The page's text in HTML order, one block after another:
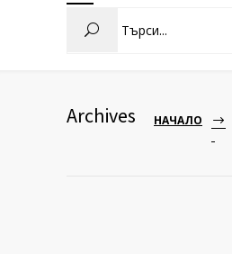
Archives НАЧАЛО